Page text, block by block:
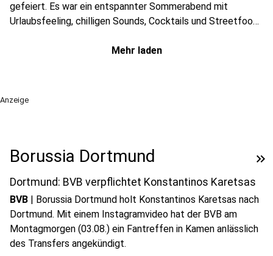
gefeiert. Es war ein entspannter Sommerabend mit
Urlaubsfeeling, chilligen Sounds, Cocktails und Streetfood
Mehr laden
Anzeige
Borussia Dortmund keyboard_double_arrow_right
Dortmund: BVB verpflichtet Konstantinos Karetsas
BVB | Borussia Dortmund holt Konstantinos Karetsas nach
Dortmund. Mit einem Instagramvideo hat der BVB am
Montagmorgen (03.08.) ein Fantreffen in Kamen anlässlich
des Transfers angekündigt.